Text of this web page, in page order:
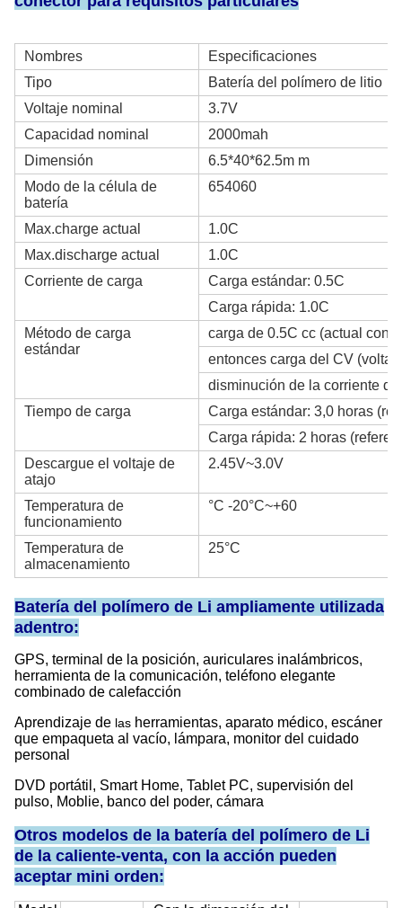
Nombres
Especificaciones
Tipo
Batería del polímero de litio
Voltaje nominal
3.7V
Capacidad nominal
2000mah
Dimensión
6.5*40*62.5m m
Modo de la célula de
batería
654060
Max.charge actual
1.0C
Max.discharge actual
1.0C
Corriente de carga
Carga estándar: 0.5C
Carga rápida: 1.0C
Método de carga
estándar
carga de 0.5C cc (actual
entonces carga del CV
disminución de la corriente
Tiempo de carga
Carga estándar: 3,0 horas
Carga rápida: 2 horas
Descargue el voltaje de
atajo
2.45V~3.0V
Temperatura de
funcionamiento
°C -20°C~+60
Temperatura de
almacenamiento
25°C
Batería del polímero de Li ampliamente utilizada
adentro:
GPS, terminal de la posición, auriculares inalámbricos,
herramienta de la comunicación, teléfono elegante
combinado de calefacción
Aprendizaje de las herramientas, aparato médico, escáner
que empaqueta al vacío, lámpara, monitor del cuidado
personal
DVD portátil, Smart Home, Tablet PC, supervisión del
pulso, Moblie, banco del poder, cámara
Otros modelos de la batería del polímero de Li
de la caliente-venta, con la acción pueden
aceptar mini orden: